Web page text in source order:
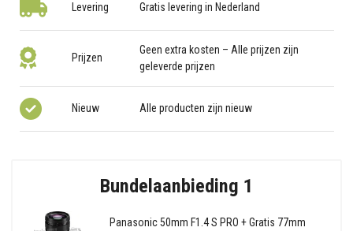
Levering Gratis levering in Nederland
Prijzen
Geen extra kosten – Alle prijzen zijn
geleverde prijzen
Nieuw Alle producten zijn nieuw
Bundelaanbieding 1
Panasonic 50mm F1.4 S PRO + Gratis 77mm